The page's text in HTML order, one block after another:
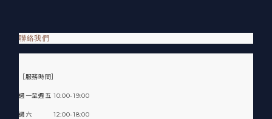
聯絡我們
［服務時間］
週一至週五 10:00-19:00
週六 12:00-18:00